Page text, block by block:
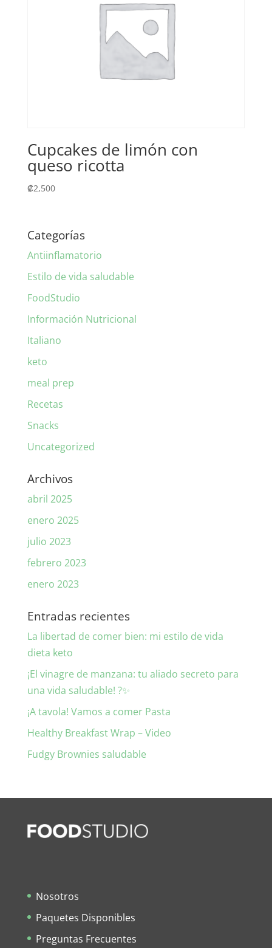
Cupcakes de limón con
queso ricotta
₡2,500
Categorías
Antiinflamatorio
Estilo de vida saludable
FoodStudio
Información Nutricional
Italiano
keto
meal prep
Recetas
Snacks
Uncategorized
Archivos
abril 2025
enero 2025
julio 2023
febrero 2023
enero 2023
Entradas recientes
La libertad de comer bien: mi estilo de vida
dieta keto
¡El vinagre de manzana: tu aliado secreto para
una vida saludable! ?✨
¡A tavola! Vamos a comer Pasta
Healthy Breakfast Wrap – Video
Fudgy Brownies saludable
Nosotros
Paquetes Disponibles
Preguntas Frecuentes